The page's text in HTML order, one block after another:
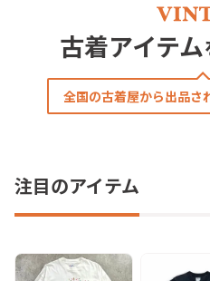
古着アイテム
全国の古着屋から出品さ
注目のアイテム